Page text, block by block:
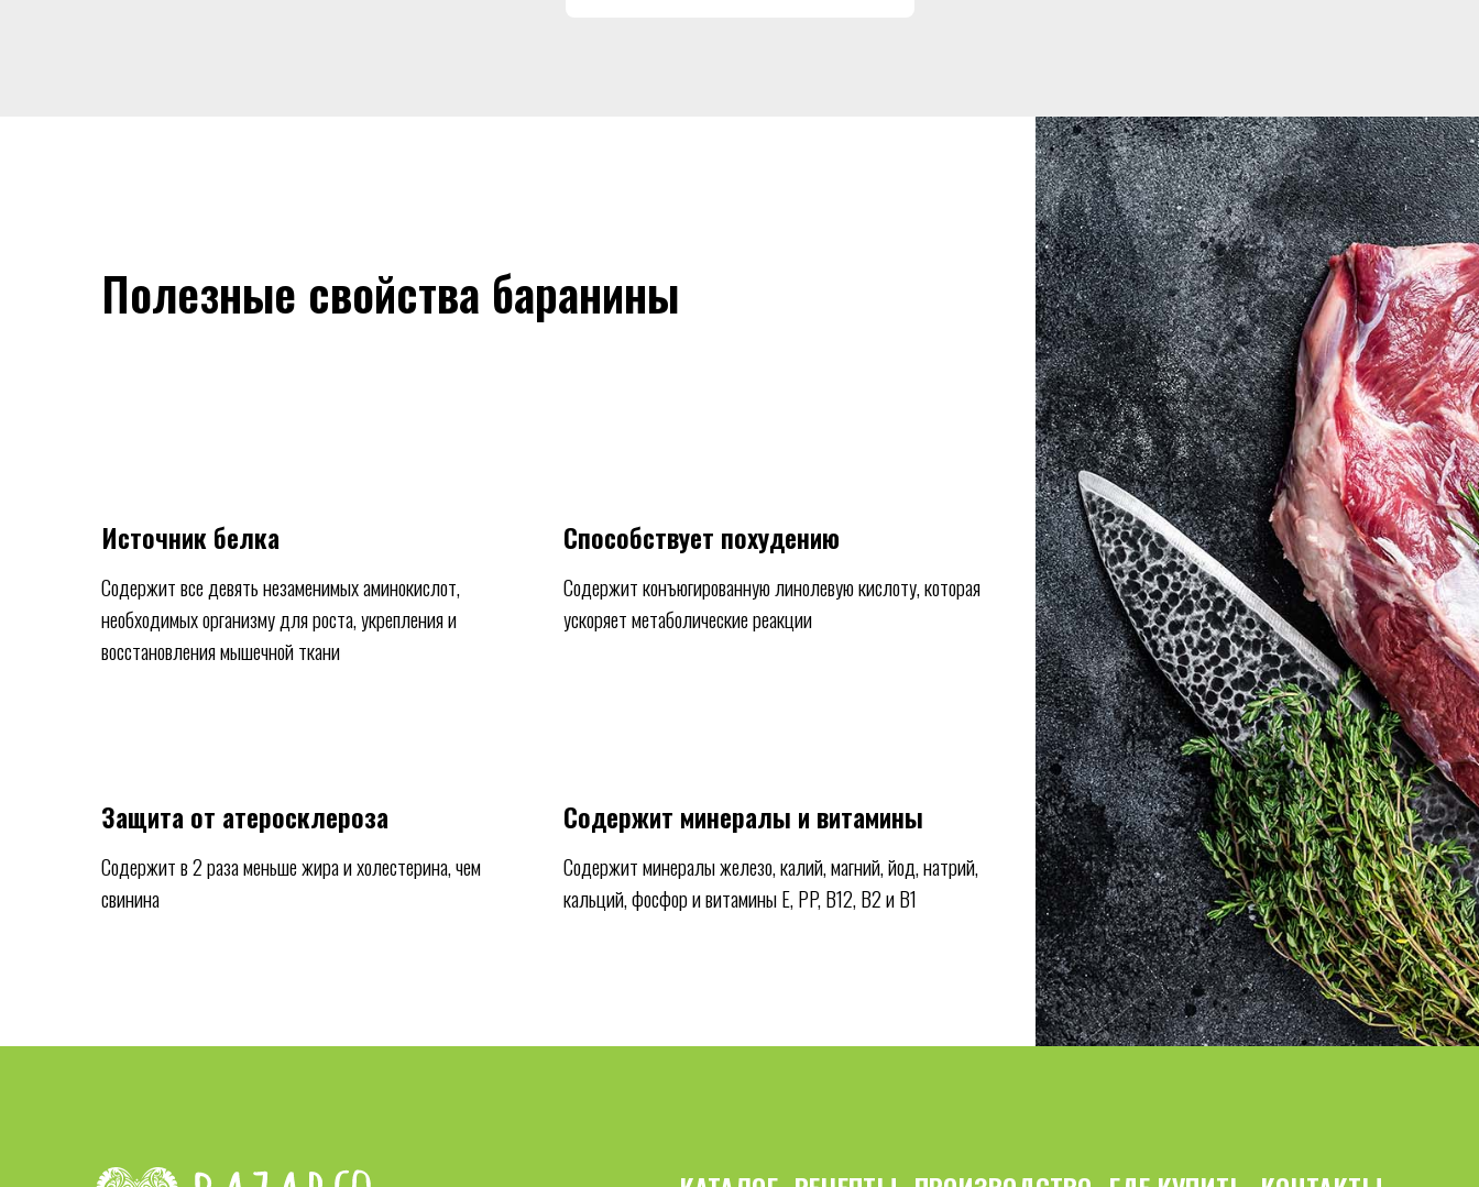
Полезные свойства баранины
Источник белка
Содержит все девять незаменимых аминокислот,
необходимых организму для роста, укрепления и
восстановления мышечной ткани
Способствует похудению
Содержит конъюгированную линолевую кислоту, которая
ускоряет метаболические реакции
Защита от атеросклероза
Содержит в 2 раза меньше жира и холестерина, чем
свинина
Содержит минералы и витамины
Содержит минералы железо, калий, магний, йод, натрий,
кальций, фосфор и витамины E, PP, B12, B2 и В1